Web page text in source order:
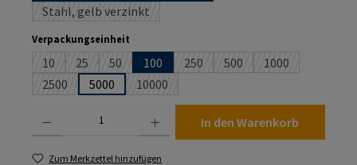
Stahl, gelb verzinkt(Diese Option ist zurzeit nicht verfügbar.)
Verpackungseinheit
10(Diese Option ist zurzeit nicht verfügbar.)
25(Diese Option ist zurzeit nicht verfügbar.)
50(Diese Option ist zurzeit nicht verfügbar.)
100 250(Diese Option ist zurzeit nicht
500(Diese Option ist zurzeit
1000(Diese Option
2500(Diese Option ist zurzeit nicht verfügbar.)
5000 10000(Diese Option ist zurzeit nicht verfügbar.)
In den Warenkorb
Zum Merkzettel hinzufügen